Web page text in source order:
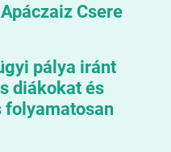
Csere
pálya iránt
diákokat és